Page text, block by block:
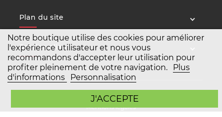
Notre boutique utilise des cookies pour améliorer
l'expérience utilisateur et nous vous
recommandons d'accepter leur utilisation pour
profiter pleinement de votre navigation.
Plus
d'informations
Personnalisation
J'ACCEPTE
Plan du site
Service client
Copyright Easy Motoculture 2026
Mentions légales